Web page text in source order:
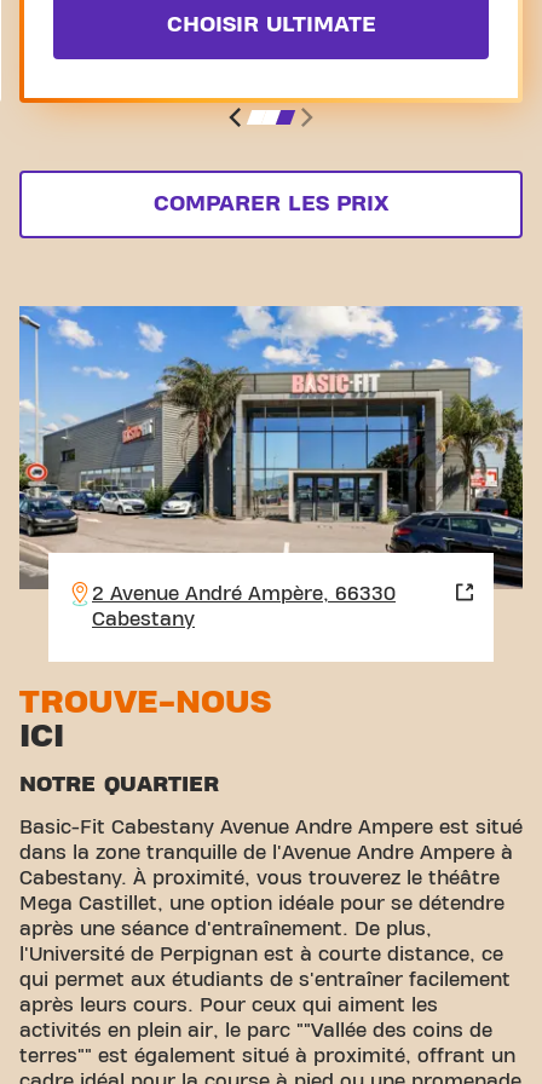
CHOISIR ULTIMATE
COMPARER LES PRIX
2 Avenue André Ampère, 66330
Cabestany
TROUVE-NOUS
ICI
NOTRE QUARTIER
Basic-Fit Cabestany Avenue Andre Ampere est situé
dans la zone tranquille de l'Avenue Andre Ampere à
Cabestany. À proximité, vous trouverez le théâtre
Mega Castillet, une option idéale pour se détendre
après une séance d'entraînement. De plus,
l'Université de Perpignan est à courte distance, ce
qui permet aux étudiants de s'entraîner facilement
après leurs cours. Pour ceux qui aiment les
activités en plein air, le parc ""Vallée des coins de
terres"" est également situé à proximité, offrant un